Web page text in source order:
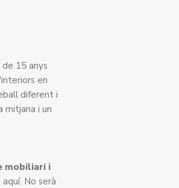
15 anys
en
diferent i
mitjana i un
mobiliari i
aquí. No serà